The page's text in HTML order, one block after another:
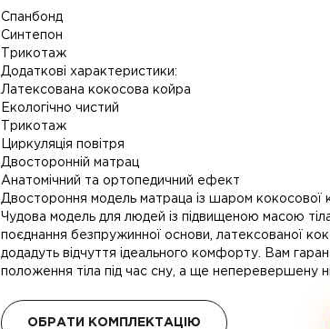
Спанбонд
Синтепон
Трикотаж
Додаткові характеристики:
Латексована кокосова койра
Екологічно чистий
Трикотаж
Циркуляція повітря
Двосторонній матрац
Анатомічний та ортопедичний ефект
Двостороння модель матраца із шаром кокосової
Чудова модель для людей із підвищеною масою
поєднання безпружинної основи, латексованої
додадуть відчуття ідеального комфорту. Вам
положення тіла під час сну, а ще неперевершену
ОБРАТИ КОМПЛЕКТАЦІЮ